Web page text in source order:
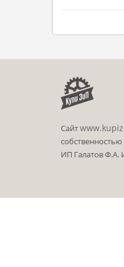
Сайт
собственностью
ИП Галатов Ф.А.